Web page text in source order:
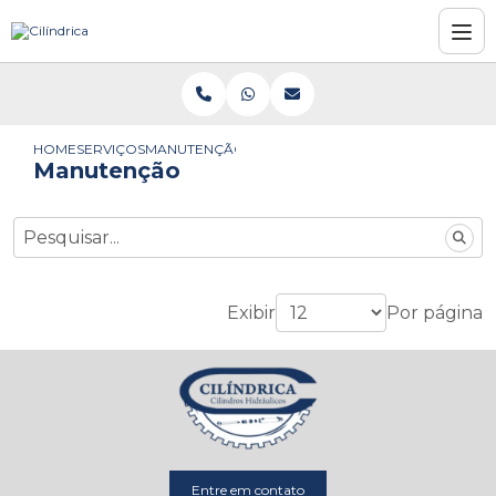
HOMESERVIÇOSMANUTENÇÃO
Manutenção
Exibir Por página
Entre em contato